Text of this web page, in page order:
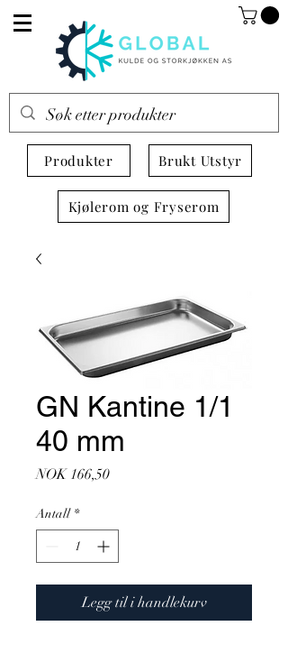
Produkter Brukt Utstyr
Kjølerom og Fryserom
GN Kantine 1/1
40 mm
NOK 166,50Pris
Antall *
Legg til i handlekurv